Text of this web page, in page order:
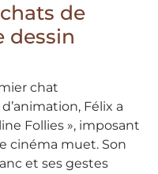
de
dessin
chat
Félix a
Follies », imposant
cinéma muet. Son
et ses gestes